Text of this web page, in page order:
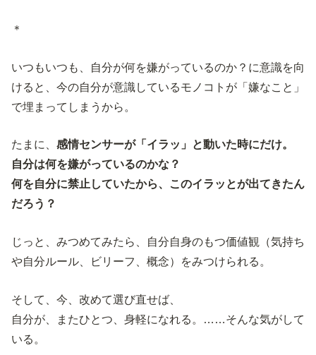
＊
いつもいつも、自分が何を嫌がっているのか？に意識を向
けると、今の自分が意識しているモノコトが「嫌なこと」
で埋まってしまうから。
たまに、 感情センサーが「イラッ」と動いた時にだけ。
自分は何を嫌がっているのかな？
何を自分に禁止していたから、このイラッとが出てきたん
だろう？
じっと、みつめてみたら、自分自身のもつ価値観（気持ち
や自分ルール、ビリーフ、概念）をみつけられる。
そして、今、改めて選び直せば、
自分が、またひとつ、身軽になれる。……そんな気がして
いる。